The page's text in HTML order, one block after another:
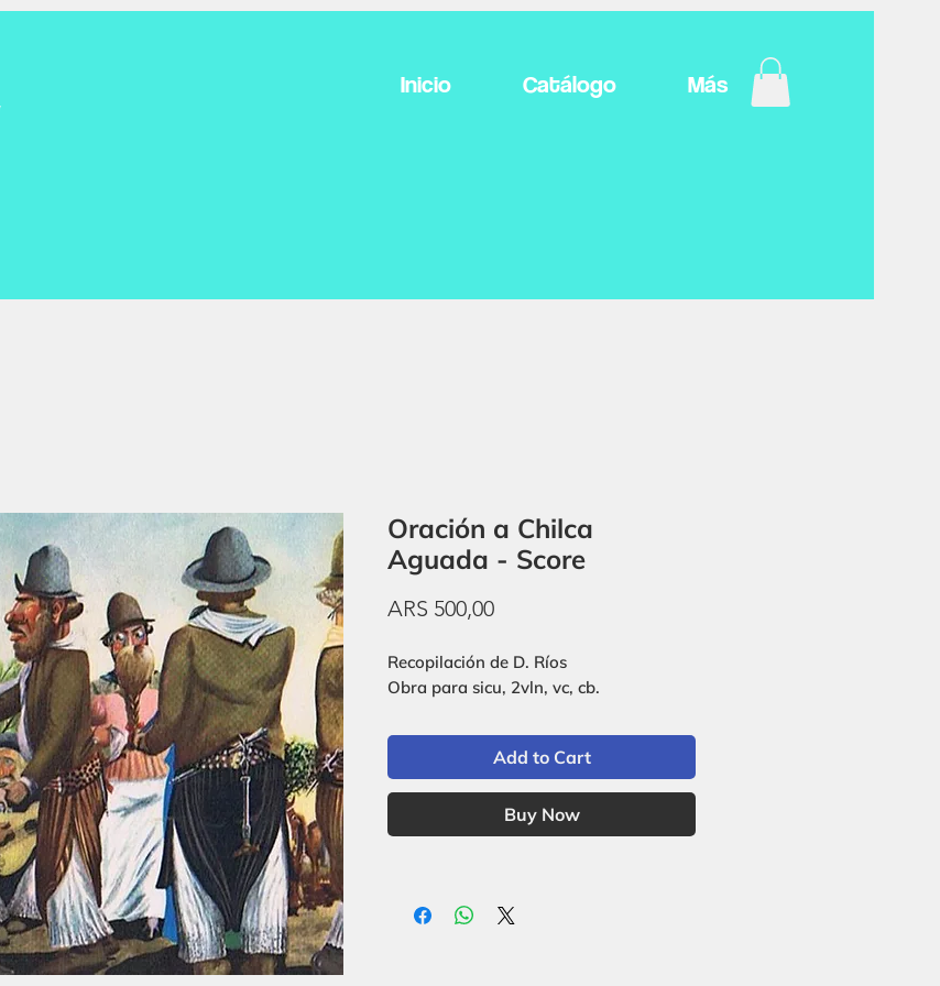
Inicio Catálogo Más
Oración a Chilca
Aguada - Score
ARS 500,00Price
Recopilación de D. Ríos
Obra para sicu, 2vln, vc, cb.
Add to Cart
Buy Now